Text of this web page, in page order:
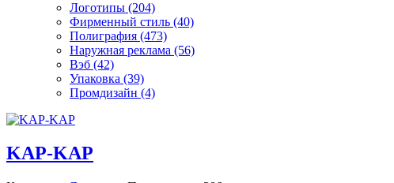
Логотипы (204)
Фирменный стиль (40)
Полиграфия (473)
Наружная реклама (56)
Вэб (42)
Упаковка (39)
Промдизайн (4)
KAP-KAP